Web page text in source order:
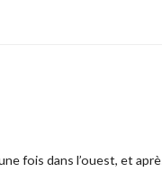
fois dans l’ouest, et